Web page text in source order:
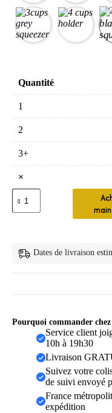
Quantité
1
2
3+
×
quantité
de
distributeur
Dentifrice
Support
Dates de livraison
Pourquoi commander chez
Service client
10h à 19h30
Livraison
Suivez votre
de suivi envoyé
France
expédition